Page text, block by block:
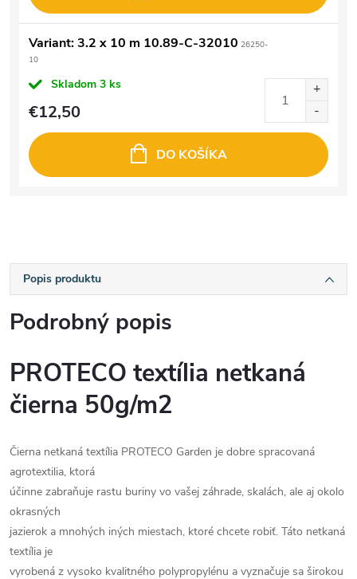
Variant: 3.2 x 10 m 10.89-C-32010 26250-
10
Skladom 3 ks
€12,50
DO KOŠÍKA
Popis produktu
Podrobný popis
PROTECO textília netkaná
čierna 50g/m2
Čierna netkaná textília PROTECO Garden je dobre spracovaná
agrotextilia, ktorá
účinne zabraňuje rastu buriny vo vašej záhrade, skalách, ale aj okolo
okrasných
jazierok a mnohých iných miestach, ktoré chcete robiť. Táto netkaná
textília je
vyrobená z vysoko kvalitného polypropylénu a vyznačuje sa širokou